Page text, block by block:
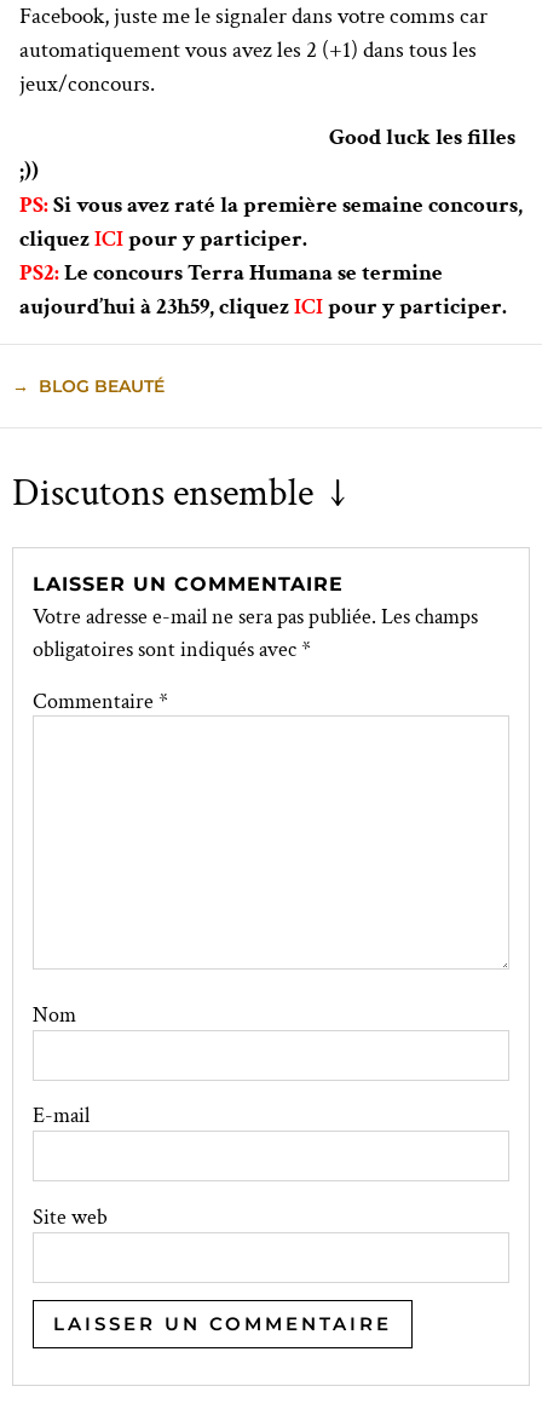
Facebook, juste me le signaler dans votre comms car
automatiquement vous avez les 2 (+1) dans tous les
jeux/concours.
Good luck les filles
;))
PS:Si vous avez raté la première semaine concours,
cliquezICIpour y participer.
PS2:Le concours Terra Humana se termine
aujourd’hui à 23h59, cliquezICIpour y participer.
→ BLOG BEAUTÉ
Discutons ensemble ↓
LAISSER UN COMMENTAIRE
Votre adresse e-mail ne sera pas publiée. Les champs
obligatoires sont indiqués avec*
Commentaire *
Nom
E-mail
Site web